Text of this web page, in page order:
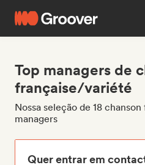
Top managers de
française/variété
Nossa seleção de 18
managers
Quer entrar em